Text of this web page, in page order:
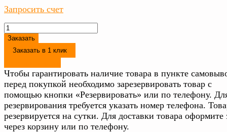
Запросить счет
Заказать
Заказать в 1 клик
Чтобы гарантировать наличие товара в пункте
перед покупкой необходимо зарезервировать товар с
помощью кнопки «Резервировать» или по телефону.
резервирования требуется указать номер телефона.
резервируется на сутки. Для доставки товара оформите
через корзину или по телефону.